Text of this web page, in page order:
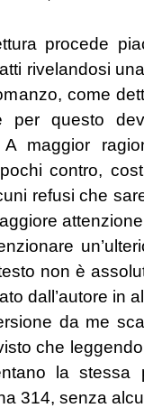
procede
rivelandosi
come
per questo
A maggior
contro,
refusi che
non è
dall’autore in
da me
che
la stessa
314, senza